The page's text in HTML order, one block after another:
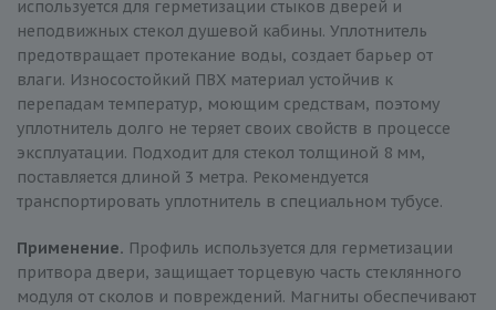
используется для герметизации стыков дверей и
неподвижных стекол душевой кабины. Уплотнитель
предотвращает протекание воды, создает барьер от
влаги. Износостойкий ПВХ материал устойчив к
перепадам температур, моющим средствам, поэтому
уплотнитель долго не теряет своих свойств в процессе
эксплуатации. Подходит для стекол толщиной 8 мм,
поставляется длиной 3 метра. Рекомендуется
транспортировать уплотнитель в специальном тубусе.
Применение. Профиль используется для герметизации
притвора двери, защищает торцевую часть стеклянного
модуля от сколов и повреждений. Магниты обеспечивают